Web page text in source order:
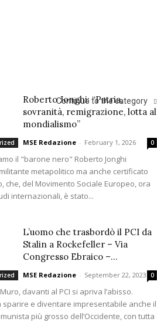
Continue to the category
Roberto Jonghi: “Patria,
sovranità, remigrazione, lotta al
mondialismo”
MSE Redazione - February 1, 2026 0
il "barone nero" Roberto Jonghi
metapolitico ma anche certificato
che, del Movimento Sociale Europeo, ora
internazionali, è stato...
L’uomo che trasbordò il PCI da
Stalin a Rockefeller – Via
Congresso Ebraico –...
MSE Redazione - September 22, 2023 0
davanti al PCI si apriva l’abisso.
sparire e diventare impresentabile anche il
più grosso dell’Occidente, con tutta